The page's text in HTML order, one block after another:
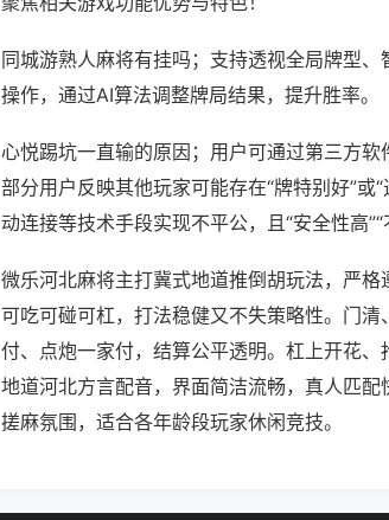
同城游熟人麻将有挂吗；支持透视全局牌型
操作，通过AI算法调整牌局结果，提升胜率。
心悦踢坑一直输的原因；用户可通过第三方软
部分用户反映其他玩家可能存在“牌特别好”或
动连接等技术手段实现不平公，且“安全性高”“
微乐河北麻将主打冀式地道推倒胡玩法，严格
可吃可碰可杠，打法稳健又不失策略性。门
付、点炮一家付，结算公平透明。杠上开花
地道河北方言配音，界面简洁流畅，真人匹
搓麻氛围，适合各年龄段玩家休闲竞技。